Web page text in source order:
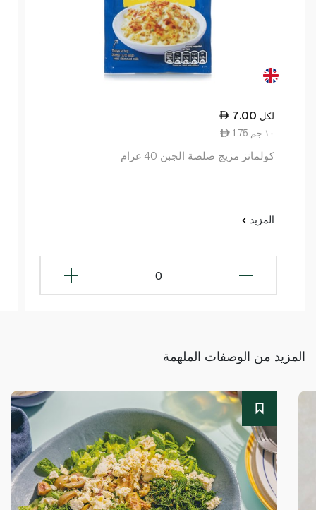
7.00 لكل
1.75 ١٠ جم
كولمانز مزيج صلصة الجبن 40 غرام
المزيد
0
المزيد من الوصفات الملهمة